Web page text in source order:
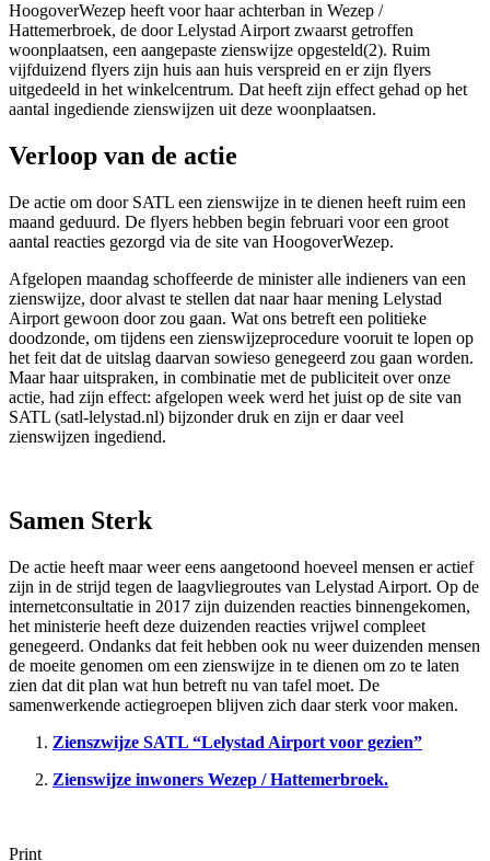
HoogoverWezep heeft voor haar achterban in Wezep /
Hattemerbroek, de door Lelystad Airport zwaarst getroffen
woonplaatsen, een aangepaste zienswijze opgesteld(2). Ruim
vijfduizend flyers zijn huis aan huis verspreid en er zijn flyers
uitgedeeld in het winkelcentrum. Dat heeft zijn effect gehad op het
aantal ingediende zienswijzen uit deze woonplaatsen.
Verloop van de actie
De actie om door SATL een zienswijze in te dienen heeft ruim een
maand geduurd. De flyers hebben begin februari voor een groot
aantal reacties gezorgd via de site van HoogoverWezep.
Afgelopen maandag schoffeerde de minister alle indieners van een
zienswijze, door alvast te stellen dat naar haar mening Lelystad
Airport gewoon door zou gaan. Wat ons betreft een politieke
doodzonde, om tijdens een zienswijzeprocedure vooruit te lopen op
het feit dat de uitslag daarvan sowieso genegeerd zou gaan worden.
Maar haar uitspraken, in combinatie met de publiciteit over onze
actie, had zijn effect: afgelopen week werd het juist op de site van
SATL (satl-lelystad.nl) bijzonder druk en zijn er daar veel
zienswijzen ingediend.
Samen Sterk
De actie heeft maar weer eens aangetoond hoeveel mensen er actief
zijn in de strijd tegen de laagvliegroutes van Lelystad Airport. Op de
internetconsultatie in 2017 zijn duizenden reacties binnengekomen,
het ministerie heeft deze duizenden reacties vrijwel compleet
genegeerd. Ondanks dat feit hebben ook nu weer duizenden mensen
de moeite genomen om een zienswijze in te dienen om zo te laten
zien dat dit plan wat hun betreft nu van tafel moet. De
samenwerkende actiegroepen blijven zich daar sterk voor maken.
Zienszwijze SATL “Lelystad Airport voor gezien”
Zienswijze inwoners Wezep / Hattemerbroek.
Print